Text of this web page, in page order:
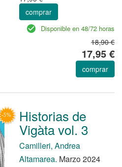
comprar
Disponible en 48/72 horas
18,90 €
17,95 €
comprar
Historias de
Vigàta vol. 3
Camilleri, Andrea
Altamarea. Marzo 2024